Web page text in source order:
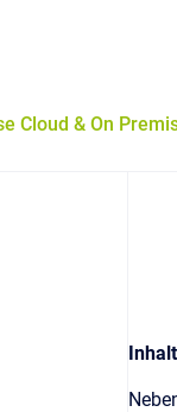
Cloud & On
Inhalt